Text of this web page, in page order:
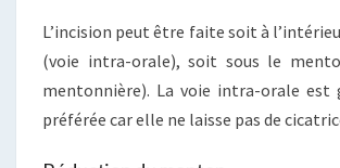
L’incision peut être faite soit à
(voie intra-orale), soit sous le
mentonnière). La voie intra-orale est
préférée car elle ne laisse pas de